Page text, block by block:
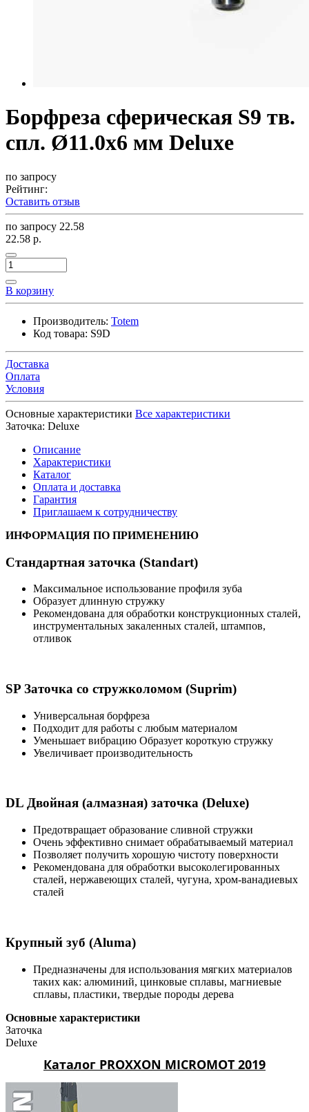
Борфреза сферическая S9 тв.
спл. Ø11.0х6 мм Deluxe
по запросу
Рейтинг:
Оставить отзыв
по запросу 22.58
22.58 р.
В корзину
Производитель: Totem
Код товара: S9D
Доставка
Оплата
Условия
Основные характеристики Все характеристики
Заточка: Deluxe
Описание
Характеристики
Каталог
Оплата и доставка
Гарантия
Приглашаем к сотрудничеству
ИНФОРМАЦИЯ ПО ПРИМЕНЕНИЮ
Стандартная заточка (Standart)
Максимальное использование профиля зуба
Образует длинную стружку
Рекомендована для обработки конструкционных сталей,
инструментальных закаленных сталей, штампов,
отливок
SP Заточка со стружколомом (Suprim)
Универсальная борфреза
Подходит для работы с любым материалом
Уменьшает вибрацию Образует короткую стружку
Увеличивает производительность
DL Двойная (алмазная) заточка (Deluxe)
Предотвращает образование сливной стружки
Очень эффективно снимает обрабатываемый материал
Позволяет получить хорошую чистоту поверхности
Рекомендована для обработки высоколегированных
сталей, нержавеющих сталей, чугуна, хром-ванадиевых
сталей
Крупный зуб (Aluma)
Предназначены для использования мягких материалов
таких как: алюминий, цинковые сплавы, магниевые
сплавы, пластики, твердые породы дерева
Основные характеристики
Заточка
Deluxe
Каталог PROXXON MICROMOT 2019